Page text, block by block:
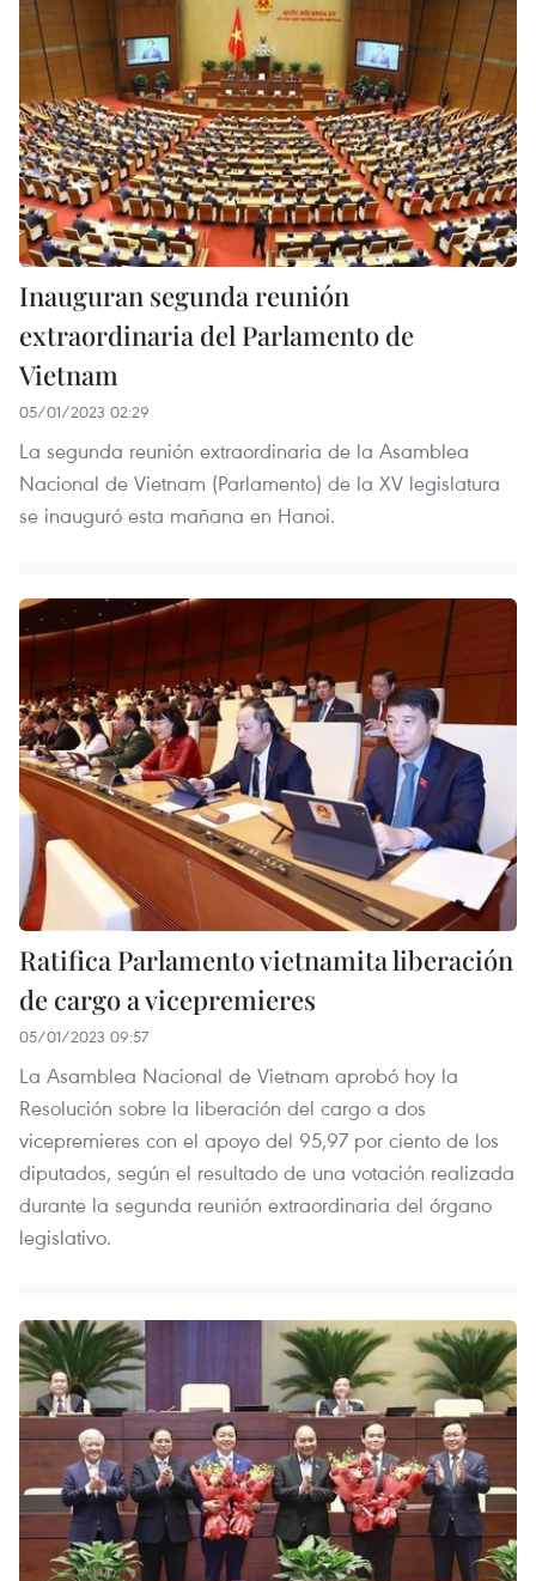
Inauguran segunda reunión
extraordinaria del Parlamento de
Vietnam
05/01/2023 02:29
La segunda reunión extraordinaria de la Asamblea
Nacional de Vietnam (Parlamento) de la XV legislatura
se inauguró esta mañana en Hanoi.
Ratifica Parlamento vietnamita liberación
de cargo a vicepremieres
05/01/2023 09:57
La Asamblea Nacional de Vietnam aprobó hoy la
Resolución sobre la liberación del cargo a dos
vicepremieres con el apoyo del 95,97 por ciento de los
diputados, según el resultado de una votación realizada
durante la segunda reunión extraordinaria del órgano
legislativo.